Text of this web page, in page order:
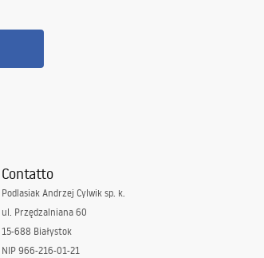
Contatto
Podlasiak Andrzej Cylwik sp. k.
ul. Przędzalniana 60
15-688 Białystok
NIP 966-216-01-21